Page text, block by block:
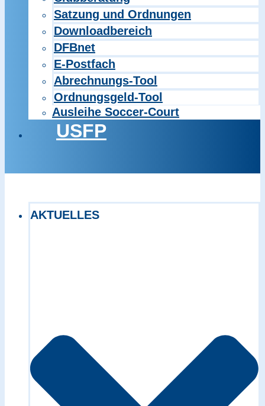
Satzung und Ordnungen
Downloadbereich
DFBnet
E-Postfach
Abrechnungs-Tool
Ordnungsgeld-Tool
Ausleihe Soccer-Court
USFP
AKTUELLES
Exact matches only